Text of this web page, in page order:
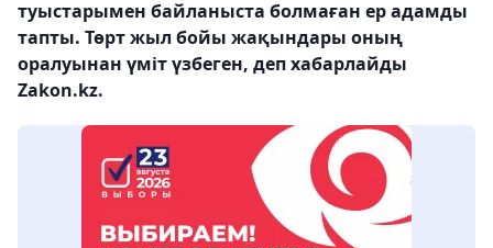
туыстарымен байланыста болмаған ер адамды
тапты. Төрт жыл бойы жақындары оның
оралуынан үміт үзбеген, деп хабарлайды
Zakon.kz.